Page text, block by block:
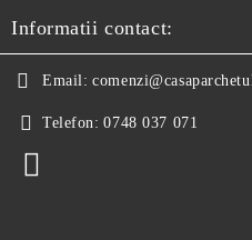
Informatii contact:
Email:
Telefon: 0748 037 071